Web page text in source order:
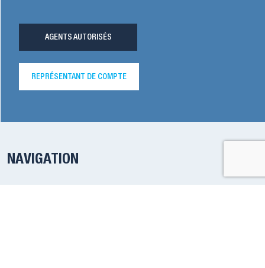
AGENTS AUTORISÉS
REPRÉSENTANT DE COMPTE
NAVIGATION